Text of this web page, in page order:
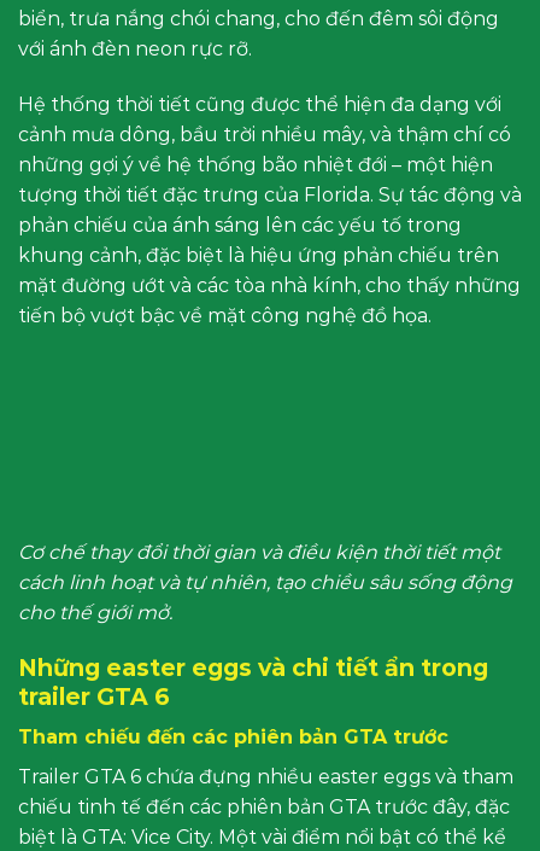
biển, trưa nắng chói chang, cho đến đêm sôi động
với ánh đèn neon rực rỡ.
Hệ thống thời tiết cũng được thể hiện đa dạng với
cảnh mưa dông, bầu trời nhiều mây, và thậm chí có
những gợi ý về hệ thống bão nhiệt đới – một hiện
tượng thời tiết đặc trưng của Florida. Sự tác động và
phản chiếu của ánh sáng lên các yếu tố trong
khung cảnh, đặc biệt là hiệu ứng phản chiếu trên
mặt đường ướt và các tòa nhà kính, cho thấy những
tiến bộ vượt bậc về mặt công nghệ đồ họa.
Cơ chế thay đổi thời gian và điều kiện thời tiết một
cách linh hoạt và tự nhiên, tạo chiều sâu sống động
cho thế giới mở.
Những easter eggs và chi tiết ẩn trong
trailer GTA 6
Tham chiếu đến các phiên bản GTA trước
Trailer GTA 6 chứa đựng nhiều easter eggs và tham
chiếu tinh tế đến các phiên bản GTA trước đây, đặc
biệt là GTA: Vice City. Một vài điểm nổi bật có thể kể